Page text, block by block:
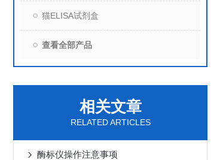
猫ELISA试剂盒
查看全部产品
相关文章
RELATED ARTICLES
酶标仪操作注意事项